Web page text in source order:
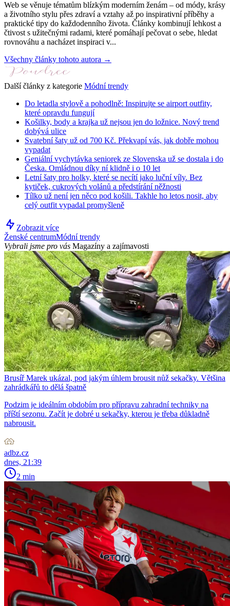
Web se věnuje tématům blízkým moderním ženám – od módy, krásy
a životního stylu přes zdraví a vztahy až po inspirativní příběhy a
praktické tipy do každodenního života. Články kombinují lehkost a
čtivost s užitečnými radami, které pomáhají pečovat o sebe, hledat
rovnováhu a nacházet inspiraci v...
Všechny články tohoto autora →
Další články z kategorie Módní trendy
Do letadla stylově a pohodlně: Inspirujte se airport outfity,
které opravdu fungují
Košilky, body a krajka už nejsou jen do ložnice. Nový trend
dobývá ulice
Svatební šaty už od 700 Kč. Překvapí vás, jak dobře mohou
vypadat
Geniální vychytávka seniorek ze Slovenska už se dostala i do
Česka. Omládnou díky ní klidně i o 10 let
Letní šaty pro holky, které se necítí jako luční víly. Bez
kytiček, cukrových volánů a předstírání něžnosti
Tílko už není jen něco pod košili. Takhle ho letos nosit, aby
celý outfit vypadal promyšleně
Zobrazit více
Ženské centrumMódní trendy
Vybrali jsme pro vás Magazíny a zajímavosti
Brusíř Marek ukázal, pod jakým úhlem brousit nůž sekačky. Většina
zahrádkářů to dělá špatně
Podzim je ideálním obdobím pro přípravu zahradní techniky na
příští sezonu. Začít je dobré u sekačky, kterou je třeba důkladně
nabrousit.
adbz.cz
dnes, 21:39
2 min